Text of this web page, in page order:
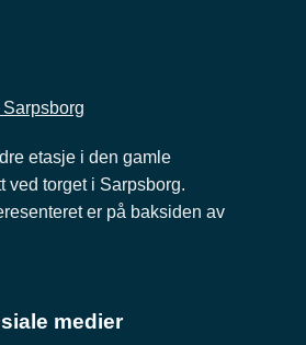
etasje i den gamle
ved torget i Sarpsborg.
er på baksiden av
medier